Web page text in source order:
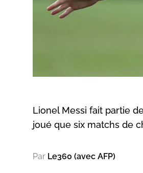
Lionel Messi fait partie
joué que six matchs de
Par Le360 (avec AFP)